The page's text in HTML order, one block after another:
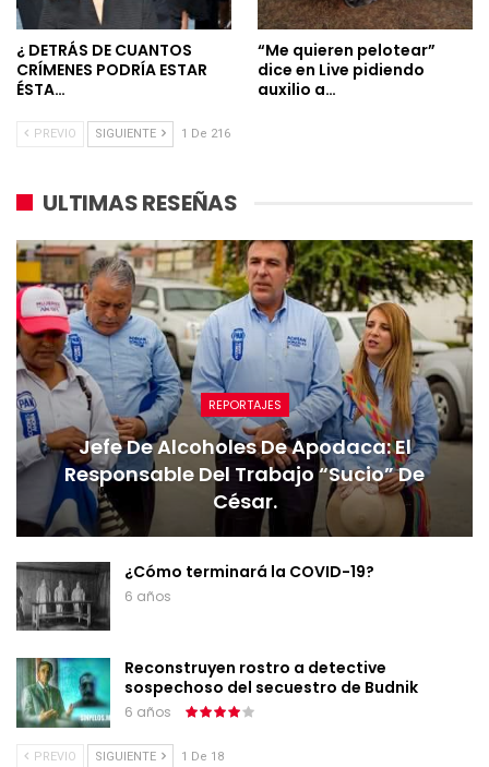
¿ DETRÁS DE CUANTOS
CRÍMENES PODRÍA ESTAR
ÉSTA…
“Me quieren pelotear”
dice en Live pidiendo
auxilio a…
PREVIO SIGUIENTE 1 De 216
ULTIMAS RESEÑAS
REPORTAJES
Jefe De Alcoholes De Apodaca: El
Responsable Del Trabajo “sucio” De
César.
¿Cómo terminará la COVID-19?
6 años
Reconstruyen rostro a detective
sospechoso del secuestro de Budnik
6 años
PREVIO SIGUIENTE 1 De 18